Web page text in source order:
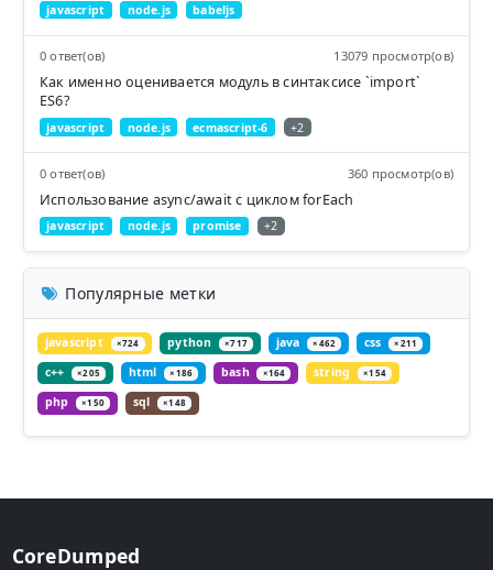
javascript node.js babeljs
0 ответ(ов) 13079 просмотр(ов)
Как именно оценивается модуль в синтаксисе `import`
ES6?
javascript node.js ecmascript-6 +2
0 ответ(ов) 360 просмотр(ов)
Использование async/await с циклом forEach
javascript node.js promise +2
Популярные метки
javascript ×724 python ×717 java ×462 css ×211
c++ ×205 html ×186 bash ×164 string ×154
php ×150 sql ×148
CoreDumped